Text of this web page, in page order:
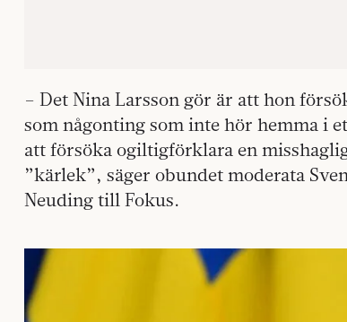
– Det Nina Larsson gör är att hon
som någonting som inte hör hemma i
att försöka ogiltigförklara en
”kärlek”, säger obundet moderata
Neuding till Fokus.